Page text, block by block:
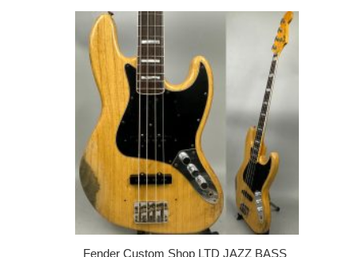
Fender Custom Shop LTD JAZZ BASS